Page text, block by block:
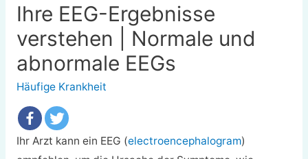
Ihre EEG-Ergebnisse
verstehen | Normale und
abnormale EEGs
Häufige Krankheit
Ihr Arzt kann ein EEG (electroencephalogram)